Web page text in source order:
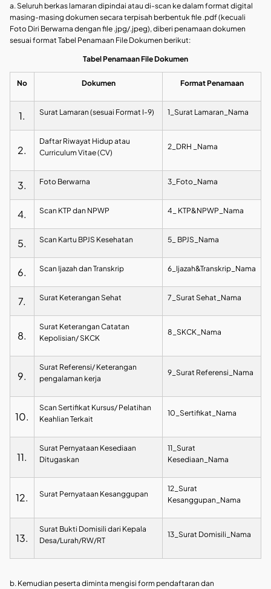
a. Seluruh berkas lamaran dipindai atau di-scan ke dalam format digital
masing-masing dokumen secara terpisah berbentuk file .pdf (kecuali
Foto Diri Berwarna dengan file .jpg/.jpeg), diberi penamaan dokumen
sesuai format Tabel Penamaan File Dokumen berikut:
Tabel Penamaan File Dokumen
No Dokumen Format Penamaan
1. Surat Lamaran (sesuai Format I-9) 1_Surat Lamaran_Nama
2.
Daftar Riwayat Hidup atau
Curriculum Vitae (CV)
2_DRH _Nama
3. Foto Berwarna 3_Foto_Nama
4. Scan KTP dan NPWP 4_ KTP&NPWP_Nama
5. Scan Kartu BPJS Kesehatan 5_ BPJS_Nama
6. Scan Ijazah dan Transkrip 6_Ijazah&Transkrip_Nama
7. Surat Keterangan Sehat 7_Surat Sehat_Nama
8.
Surat Keterangan Catatan
Kepolisian/ SKCK
8_SKCK_Nama
9.
Surat Referensi/ Keterangan
pengalaman kerja
9_Surat Referensi_Nama
10.
Scan Sertifikat Kursus/ Pelatihan
Keahlian Terkait
10_Sertifikat_Nama
11.
Surat Pernyataan Kesediaan
Ditugaskan
11_Surat
Kesediaan_Nama
12. Surat Pernyataan Kesanggupan
12_Surat
Kesanggupan_Nama
13.
Surat Bukti Domisili dari Kepala
Desa/Lurah/RW/RT
13_Surat Domisili_Nama
b. Kemudian peserta diminta mengisi form pendaftaran dan